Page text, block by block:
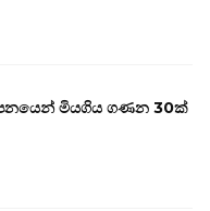
මියගිය ගණන 30ක්